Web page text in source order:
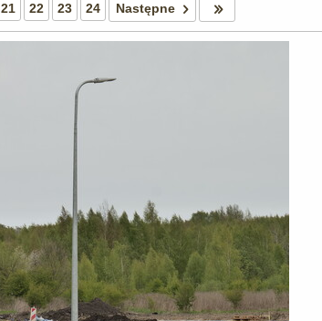
21 22 23 24 Następne